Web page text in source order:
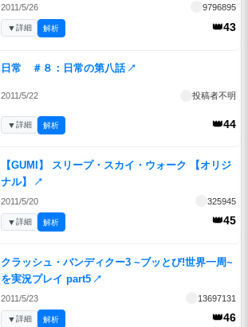
2011/5/26 9796895
👑43
▼詳細 解析
日常 ＃８：日常の第八話 ↗
2011/5/22 投稿者不明
👑44
▼詳細 解析
【GUMI】 スリープ・スカイ・ウォーク 【オリジ
ナル】
↗
2011/5/20 325945
👑45
▼詳細 解析
クラッシュ・バンディクー3 ~ブッとび!世界一周~
を実況プレイ part5 ↗
2011/5/23 13697131
👑46
▼詳細 解析